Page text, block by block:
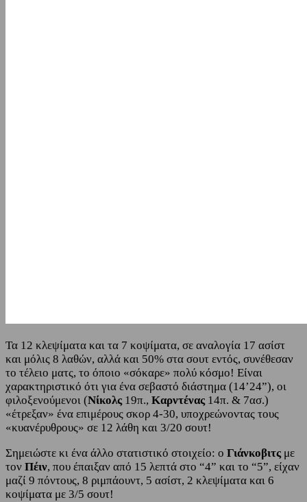
Τα 12 κλεψίματα και τα 7 κοψίματα, σε αναλογία 17 ασίστ
και μόλις 8 λαθών, αλλά και 50% στα σουτ εντός, συνέθεσαν
το τέλειο ματς, το όποιο «σόκαρε» πολύ κόσμο! Είναι
χαρακτηριστικό ότι για ένα σεβαστό διάστημα (14’24”), οι
φιλοξενούμενοι (Νίκολς 19π., Καρντένας 14π. & 7ασ.)
«έτρεξαν» ένα επιμέρους σκορ 4-30, υποχρεώνοντας τους
«κυανέρυθρους» σε 12 λάθη και 3/20 σουτ!
Σημειώστε κι ένα άλλο στατιστικό στοιχείο: ο Γιάνκοβιτς με
τον Πέιν, που έπαιξαν από 15 λεπτά στο “4” και το “5”, είχαν
μαζί 9 πόντους, 8 ριμπάουντ, 5 ασίστ, 2 κλεψίματα και 6
κοψίματα με 3/5 σουτ!